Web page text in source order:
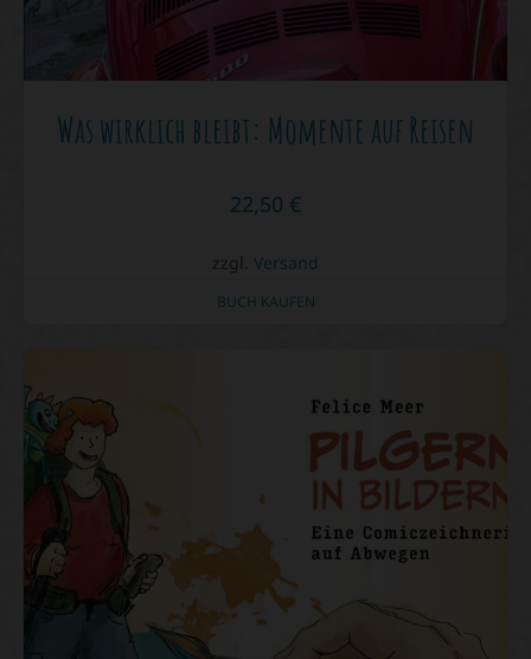
Was wirklich bleibt: Momente auf Reisen
22,50 €
zzgl. Versand
BUCH KAUFEN